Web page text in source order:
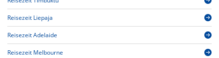
Reisezeit Liepaja
Reisezeit Adelaide
Reisezeit Melbourne